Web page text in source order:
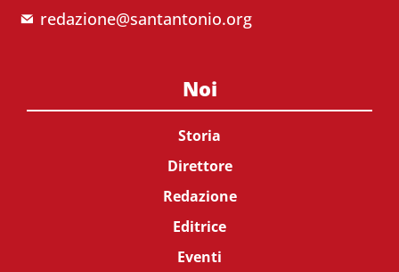
redazione@santantonio.org
Noi
Storia
Direttore
Redazione
Editrice
Eventi